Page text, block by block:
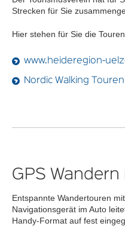
Strecken für Sie
Hier stehen für Sie die
www.heideregion-
Nordic Walking Touren
GPS
Entspannte Wandertouren
Navigationsgerät im Auto
Handy-Format auf fest